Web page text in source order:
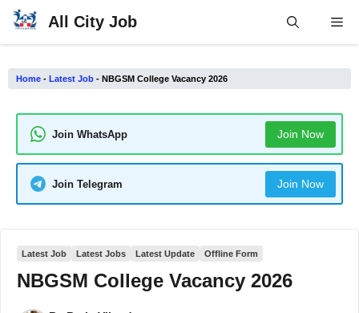
Skip
All City Job
Home - Latest Job - NBGSM College Vacancy 2026
Join WhatsApp Join Now
Join Telegram Join Now
Latest Job Latest Jobs Latest Update Offline Form
NBGSM College Vacancy 2026